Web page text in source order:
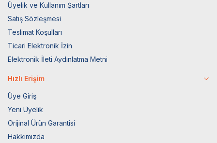
Üyelik ve Kullanım Şartları
Satış Sözleşmesi
Teslimat Koşulları
Ticari Elektronik İzin
Elektronik İleti Aydınlatma Metni
Hızlı Erişim
Üye Giriş
Yeni Üyelik
Orijinal Ürün Garantisi
Hakkımızda